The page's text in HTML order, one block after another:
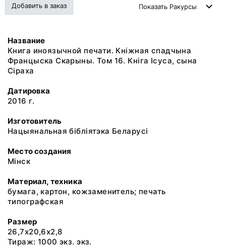
Добавить в заказ Показать Ракурсы
Название
Книга иноязычной печати. Кнiжная спадчына
Францыска Скарыны. Том 16. Кнiга Iсуса, сына
Сiраха
Датировка
2016 г.
Изготовитель
Нацыянальная бiблiятэка Беларусi
Место создания
Мiнск
Материал, техника
бумага, картон, кожзаменитель; печать
типографская
Размер
26,7x20,6x2,8
Тираж: 1000 экз. экз.